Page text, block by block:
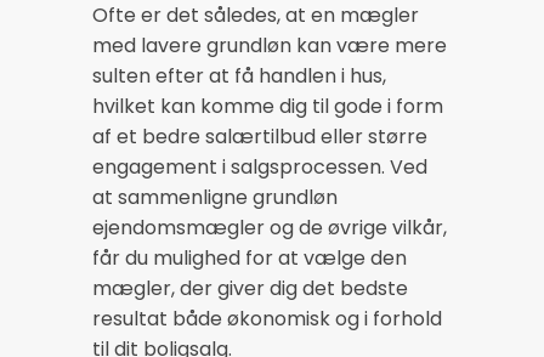
Ofte er det således, at en mægler
med lavere grundløn kan være mere
sulten efter at få handlen i hus,
hvilket kan komme dig til gode i form
af et bedre salærtilbud eller større
engagement i salgsprocessen. Ved
at sammenligne grundløn
ejendomsmægler og de øvrige vilkår,
får du mulighed for at vælge den
mægler, der giver dig det bedste
resultat både økonomisk og i forhold
til dit boligsalg.